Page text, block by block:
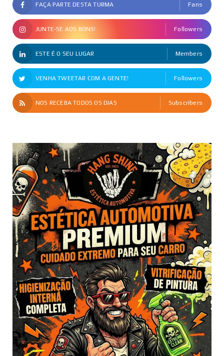
FAÇA PARTE DESTA TURMA Fans
JUNTE-SE AOS BONS! Followers
ESTE É O SEU LUGAR Members
VENHA TWEETAR COM A GENTE! Followers
NOS RECEBA TODOS OS DIAS Subscribers